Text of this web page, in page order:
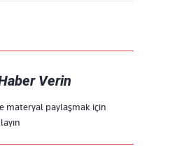
Verin
materyal paylaşmak için